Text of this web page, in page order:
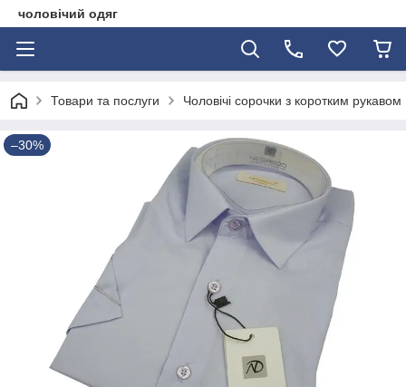
чоловічий одяг
Товари та послуги Чоловічі сорочки з коротким рукавом
–30%